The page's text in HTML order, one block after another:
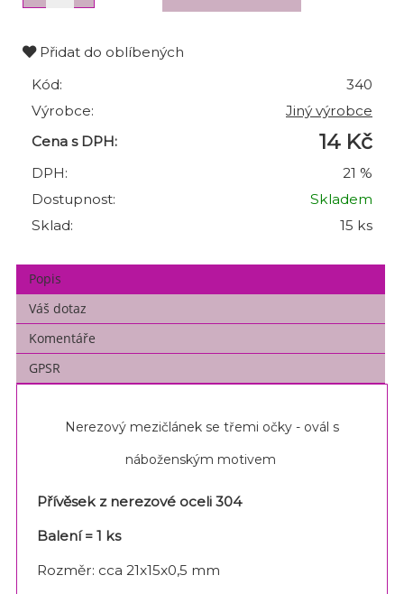
Přidat do oblíbených
Kód:
340
Výrobce:
Jiný výrobce
Cena s DPH:
14 Kč
DPH:
21 %
Dostupnost:
Skladem
Sklad:
15 ks
Popis
Váš dotaz
Komentáře
GPSR
Nerezový mezičlánek se třemi očky - ovál s
náboženským motivem
Přívěsek z nerezové oceli 304
Balení = 1 ks
Rozměr: cca 21x15x0,5 mm